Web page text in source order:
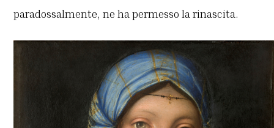
paradossalmente, ne ha permesso la rinascita.